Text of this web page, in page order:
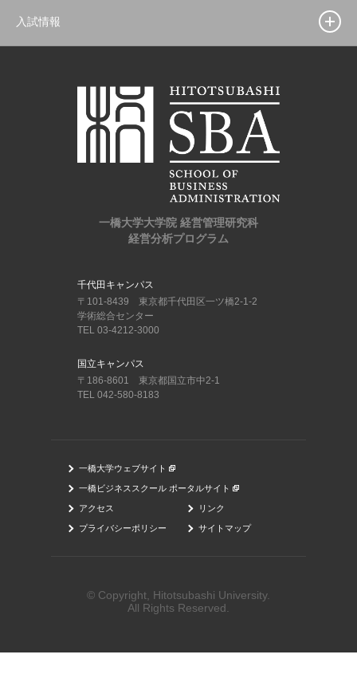
入試情報
一橋大学大学院 経営管理研究科
経営分析プログラム
© Copyright, Hitotsubashi University.
All Rights Reserved.
千代田キャンパス
〒101-8439 東京都千代田区一ツ橋2-1-2
学術総合センター
TEL 03-4212-3000
国立キャンパス
〒186-8601 東京都国立市中2-1
TEL 042-580-8183
一橋大学ウェブサイト
一橋ビジネススクール ポータルサイト
アクセス リンク
プライバシーポリシー サイトマップ